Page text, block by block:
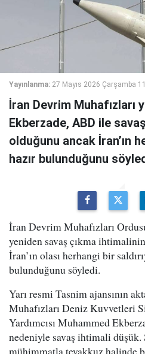
Yayınlanma: 27 Mayıs 2026 Çarşamba
İran Devrim Muhafızları
Ekberzade, ABD ile
olduğunu ancak İran’ın
hazır bulunduğunu
İran Devrim Muhafızları
yeniden savaş çıkma
İran’ın olası herhangi bir
bulunduğunu söyledi.
Yarı resmi Tasnim ajansının
Muhafızları Deniz Kuvvetleri
Yardımcısı Muhammed
nedeniyle savaş ihtimali
mühimmatla teyakkuz halinde